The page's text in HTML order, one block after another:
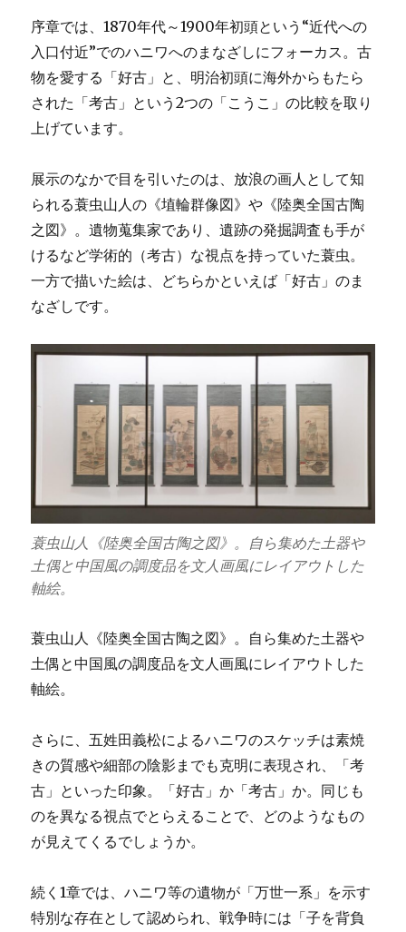
序章では、1870年代～1900年初頭という“近代への
入口付近”でのハニワへのまなざしにフォーカス。古
物を愛する「好古」と、明治初頭に海外からもたら
された「考古」という2つの「こうこ」の比較を取り
上げています。
展示のなかで目を引いたのは、放浪の画人として知
られる蓑虫山人の《埴輪群像図》や《陸奥全国古陶
之図》。遺物蒐集家であり、遺跡の発掘調査も手が
けるなど学術的（考古）な視点を持っていた蓑虫。
一方で描いた絵は、どちらかといえば「好古」のま
なざしです。
蓑虫山人《陸奥全国古陶之図》。自ら集めた土器や
土偶と中国風の調度品を文人画風にレイアウトした
軸絵。
蓑虫山人《陸奥全国古陶之図》。自ら集めた土器や
土偶と中国風の調度品を文人画風にレイアウトした
軸絵。
さらに、五姓田義松によるハニワのスケッチは素焼
きの質感や細部の陰影までも克明に表現され、「考
古」といった印象。「好古」か「考古」か。同じも
のを異なる視点でとらえることで、どのようなもの
が見えてくるでしょうか。
続く1章では、ハニワ等の遺物が「万世一系」を示す
特別な存在として認められ、戦争時には「子を背負